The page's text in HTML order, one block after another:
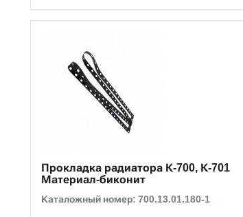
Прокладка радиатора К-700, К-701
Материал-биконит
Каталожный номер: 700.13.01.180-1